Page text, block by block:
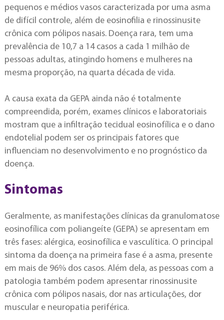
pequenos e médios vasos caracterizada por uma asma
de difícil controle, além de eosinofilia e rinossinusite
crônica com pólipos nasais. Doença rara, tem uma
prevalência de 10,7 a 14 casos a cada 1 milhão de
pessoas adultas, atingindo homens e mulheres na
mesma proporção, na quarta década de vida.
A causa exata da GEPA ainda não é totalmente
compreendida, porém, exames clínicos e laboratoriais
mostram que a infiltração tecidual eosinofílica e o dano
endotelial podem ser os principais fatores que
influenciam no desenvolvimento e no prognóstico da
doença.
Sintomas
Geralmente, as manifestações clínicas da granulomatose
eosinofílica com poliangeíte (GEPA) se apresentam em
três fases: alérgica, eosinofílica e vasculítica. O principal
sintoma da doença na primeira fase é a asma, presente
em mais de 96% dos casos. Além dela, as pessoas com a
patologia também podem apresentar rinossinusite
crônica com pólipos nasais, dor nas articulações, dor
muscular e neuropatia periférica.